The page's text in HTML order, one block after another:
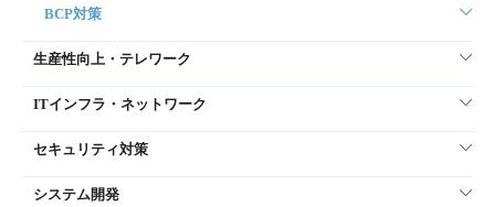
BCP対策
生産性向上・テレワーク
ITインフラ・ネットワーク
セキュリティ対策
システム開発